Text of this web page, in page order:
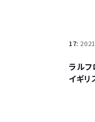
17:
ラル
イギリ